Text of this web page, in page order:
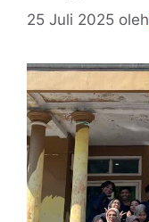
25 Juli 2025 oleh